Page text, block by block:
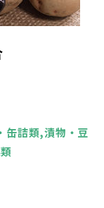
缶詰類,漬物・豆